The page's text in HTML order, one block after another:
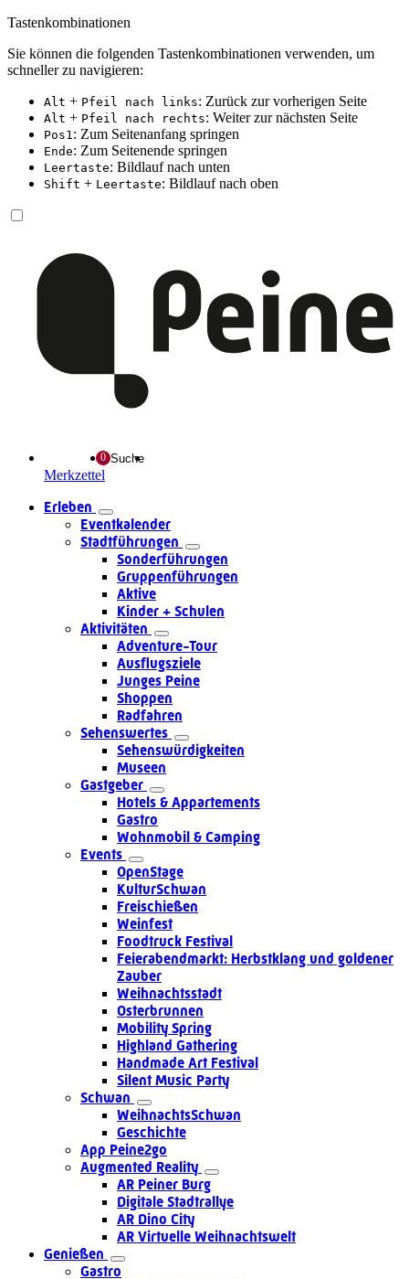
Tastenkombinationen
Sie können die folgenden Tastenkombinationen verwenden, um
schneller zu navigieren:
Alt + Pfeil nach links: Zurück zur vorherigen Seite
Alt + Pfeil nach rechts: Weiter zur nächsten Seite
Pos1: Zum Seitenanfang springen
Ende: Zum Seitenende springen
Leertaste: Bildlauf nach unten
Shift + Leertaste: Bildlauf nach oben
Merkzettel
Suche
Erleben
Eventkalender
Stadtführungen
Sonderführungen
Gruppenführungen
Aktive
Kinder + Schulen
Aktivitäten
Adventure-Tour
Ausflugsziele
Junges Peine
Shoppen
Radfahren
Sehenswertes
Sehenswürdigkeiten
Museen
Gastgeber
Hotels & Appartements
Gastro
Wohnmobil & Camping
Events
OpenStage
KulturSchwan
Freischießen
Weinfest
Foodtruck Festival
Feierabendmarkt: Herbstklang und goldener
Zauber
Weihnachtsstadt
Osterbrunnen
Mobility Spring
Highland Gathering
Handmade Art Festival
Silent Music Party
Schwan
WeihnachtsSchwan
Geschichte
App Peine2go
Augmented Reality
AR Peiner Burg
Digitale Stadtrallye
AR Dino City
AR Virtuelle Weihnachtswelt
Genießen
Gastro